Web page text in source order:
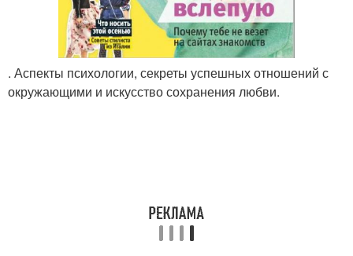
. Аспекты психологии, секреты успешных отношений с
окружающими и искусство сохранения любви.